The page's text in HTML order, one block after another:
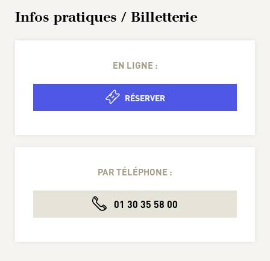
Infos pratiques / Billetterie
EN LIGNE :
RÉSERVER
PAR TÉLÉPHONE :
01 30 35 58 00